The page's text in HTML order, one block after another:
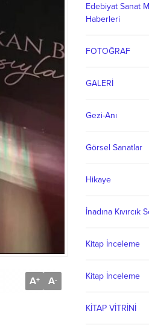
A+ A-
Edebiyat Sanat
Haberleri
FOTOĞRAF
GALERİ
Gezi-Anı
Görsel Sanatlar
Hikaye
İnadına Kıvırcık
Kitap İnceleme
Kitap İnceleme
KİTAP VİTRİNİ